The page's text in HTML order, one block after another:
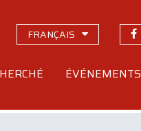
FRANÇAIS
ÉVÉNEMENTS